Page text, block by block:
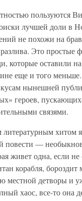
пользуются
лучшей доли в
не похожи на
разлива. Это
которые оставили
еще и того
нынешней
героев,
связями.
повести —
живет одна, если
корабля,
местной детворы и
хаос, все-то она